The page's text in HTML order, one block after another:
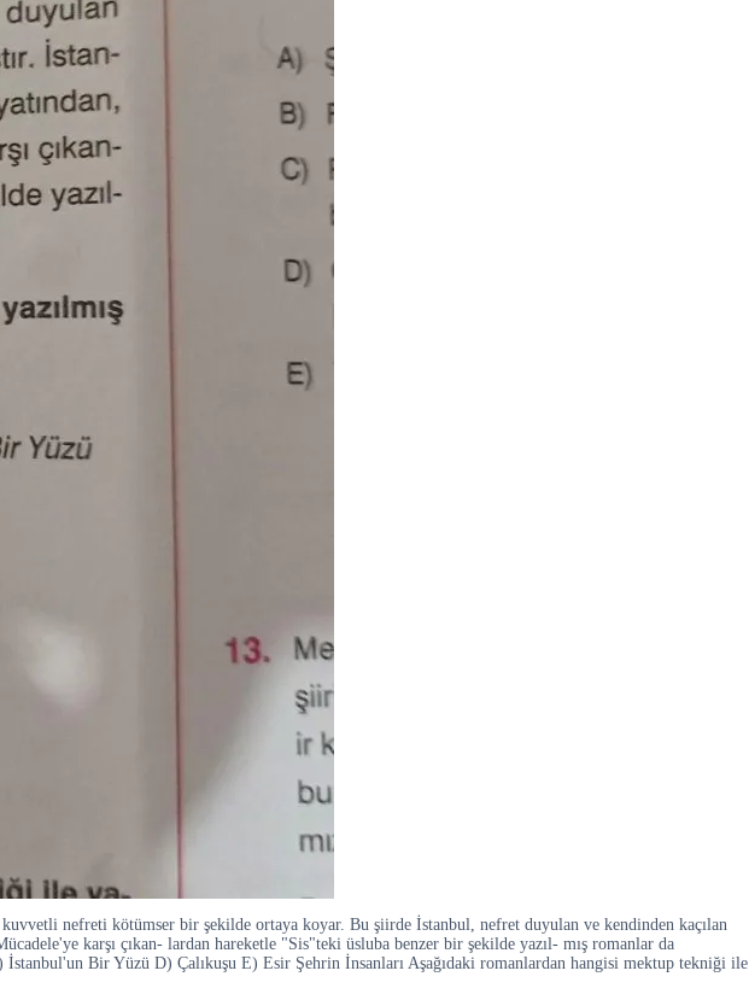
nefreti kötümser bir şekilde ortaya koyar. Bu şiirde İstanbul, nefret duyulan ve kendinden kaçılan
karşı çıkan- lardan hareketle "Sis"teki üsluba benzer bir şekilde yazıl- mış romanlar da
Bir Yüzü D) Çalıkuşu E) Esir Şehrin İnsanları Aşağıdaki romanlardan hangisi mektup tekniği ile